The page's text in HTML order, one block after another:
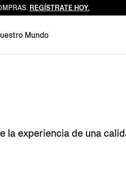
Luxembourg
Netherlands
Spain
REGÍSTRATE HOY.
Mundo
experiencia de una